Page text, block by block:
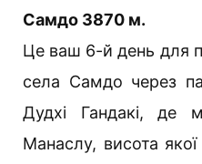
Самдо 3870 м.
Це ваш 6-й день для
села Самдо через
Дудхі Гандакі, де
Манаслу, висота